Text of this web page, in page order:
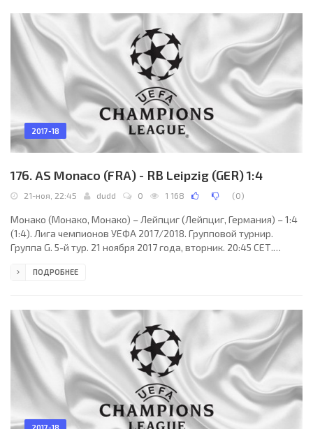
арбитр: Хишам Закрани (Франция). Дополнительные
ассистенты арбитра: Рюдди Бюке,
2017-18
176. AS Monaco (FRA) - RB Leipzig (GER) 1:4
21-ноя, 22:45 dudd 0 1 168 (0)
Монако (Монако, Монако) – Лейпциг (Лейпциг, Германия) – 1:4
(1:4). Лига чемпионов УЕФА 2017/2018. Групповой турнир.
Группа G. 5-й тур. 21 ноября 2017 года, вторник. 20:45 СЕТ.
% при вместимости 18523). Главный арбитр: Альберто Ундиано
Испания). Резервный арбитр: Рауль Кабаньеро Мартинес
(Испания). Дополнительные ассистенты
ПОДРОБНЕЕ